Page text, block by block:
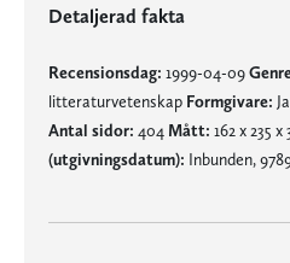
Detaljerad fakta
Recensionsdag: 1999-04-09
litteraturvetenskap Formgivare:
Antal sidor: 404 Mått: 162 x 235 x
(utgivningsdatum): Inbunden,